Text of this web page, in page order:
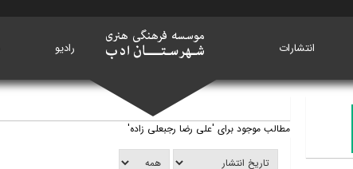
انتشارات خانه رادیو
مطالب موجود برای 'علی رضا رجبعلی زاده'